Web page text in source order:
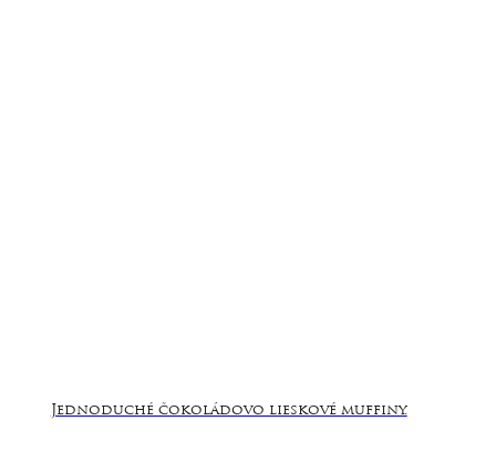
Jednoduché čokoládovo lieskové muffiny.